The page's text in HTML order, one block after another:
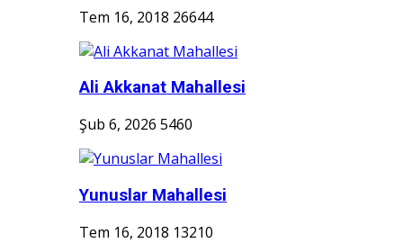
Tem 16, 2018 26644
Ali Akkanat Mahallesi
Şub 6, 2026 5460
Yunuslar Mahallesi
Tem 16, 2018 13210